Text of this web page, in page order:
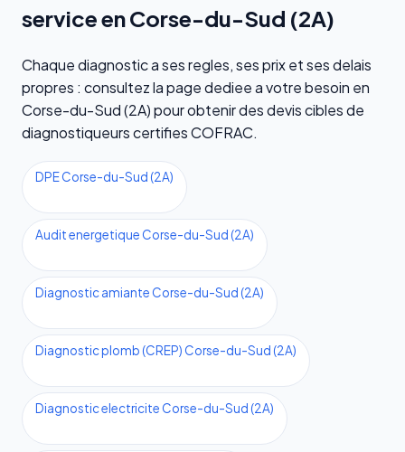
service en Corse-du-Sud (2A)
Chaque diagnostic a ses regles, ses prix et ses delais
propres : consultez la page dediee a votre besoin en
Corse-du-Sud (2A) pour obtenir des devis cibles de
diagnostiqueurs certifies COFRAC.
DPE Corse-du-Sud (2A)
Audit energetique Corse-du-Sud (2A)
Diagnostic amiante Corse-du-Sud (2A)
Diagnostic plomb (CREP) Corse-du-Sud (2A)
Diagnostic electricite Corse-du-Sud (2A)